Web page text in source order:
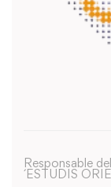
Responsable
´ESTUDIS